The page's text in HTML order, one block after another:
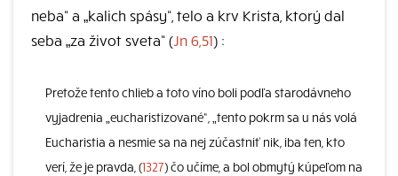
neba“ a „kalich spásy“, telo a krv Krista, ktorý dal
seba „za život sveta“ (Jn 6,51) :
Pretože tento chlieb a toto víno boli podľa starodávneho
vyjadrenia „eucharistizované“, „tento pokrm sa u nás volá
Eucharistia a nesmie sa na nej zúčastniť nik, iba ten, kto
verí, že je pravda, (1327) čo učíme, a bol obmytý kúpeľom na